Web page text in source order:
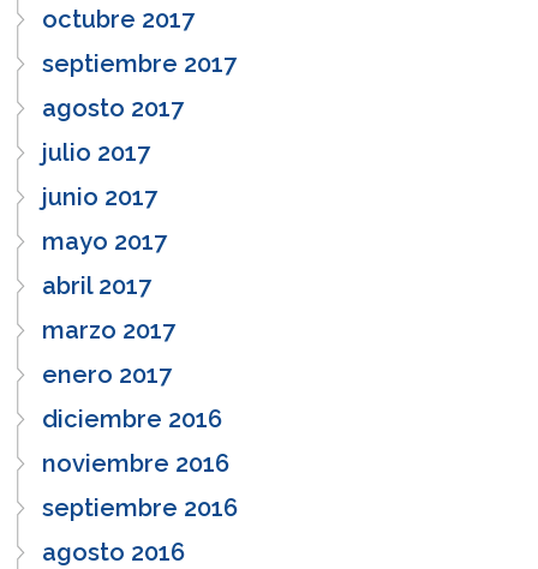
octubre 2017
septiembre 2017
agosto 2017
julio 2017
junio 2017
mayo 2017
abril 2017
marzo 2017
enero 2017
diciembre 2016
noviembre 2016
septiembre 2016
agosto 2016